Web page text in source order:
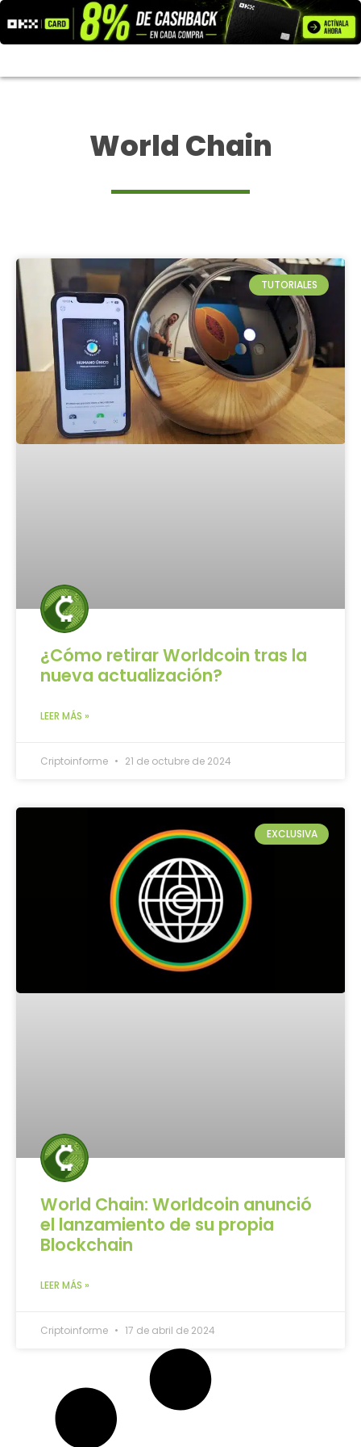
al
contenido
World Chain
TUTORIALES
¿Cómo retirar Worldcoin tras la
nueva actualización?
LEER MÁS »
Criptoinforme 21 de octubre de 2024
EXCLUSIVA
World Chain: Worldcoin anunció
el lanzamiento de su propia
Blockchain
LEER MÁS »
Criptoinforme 17 de abril de 2024